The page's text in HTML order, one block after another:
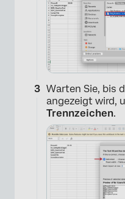
Warten Sie, bis
angezeigt wird,
Trennzeichen.